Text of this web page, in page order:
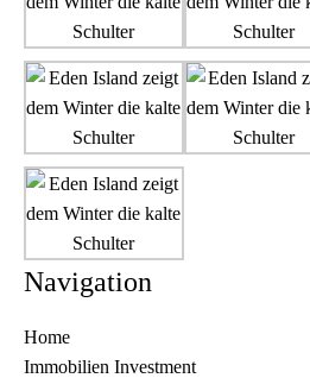
Navigation
Home
Immobilien Investment